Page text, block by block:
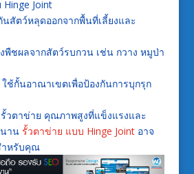
Joint
สัตว์หลุดออกจากพื้นที่เลี้ยงและ
พืชผลจากสัตว์รบกวน เช่น กวาง หมูป่า
ช้กั้นอาณาเขตเพื่อป้องกันการบุกรุก
วตาข่าย คุณภาพสูงที่แข็งแรงและ
าน รั้วตาข่าย แบบ Hinge Jointอาจ
ำหรับคุณ